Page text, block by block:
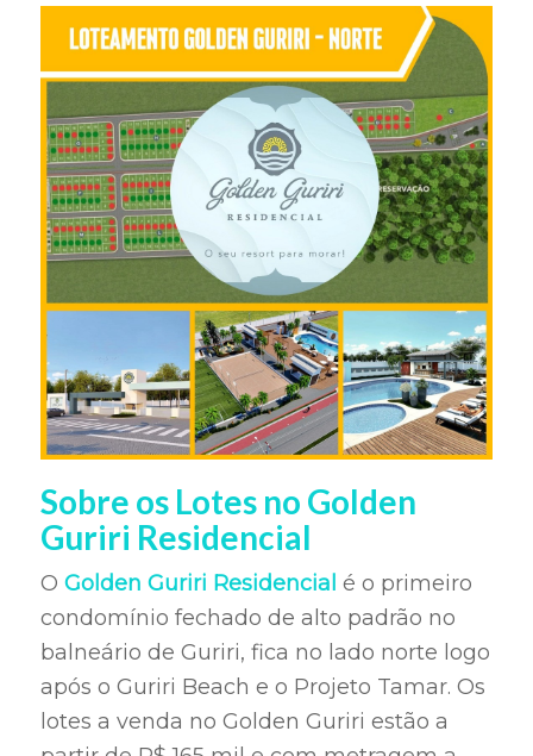
Sobre os Lotes no Golden
Guriri Residencial
O Golden Guriri Residencial é o primeiro
condomínio fechado de alto padrão no
balneário de Guriri, fica no lado norte logo
após o Guriri Beach e o Projeto Tamar. Os
lotes a venda no Golden Guriri estão a